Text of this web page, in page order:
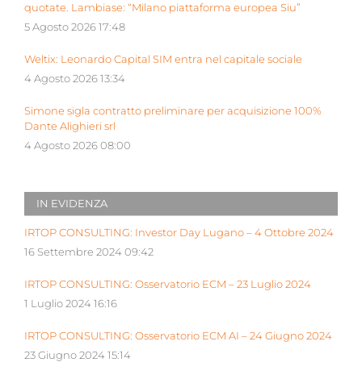
quotate. Lambiase: “Milano piattaforma europea Siu”
5 Agosto 2026 17:48
Weltix: Leonardo Capital SIM entra nel capitale sociale
4 Agosto 2026 13:34
Simone sigla contratto preliminare per acquisizione 100%
Dante Alighieri srl
4 Agosto 2026 08:00
IN EVIDENZA
IRTOP CONSULTING: Investor Day Lugano – 4 Ottobre 2024
16 Settembre 2024 09:42
IRTOP CONSULTING: Osservatorio ECM – 23 Luglio 2024
1 Luglio 2024 16:16
IRTOP CONSULTING: Osservatorio ECM AI – 24 Giugno 2024
23 Giugno 2024 15:14